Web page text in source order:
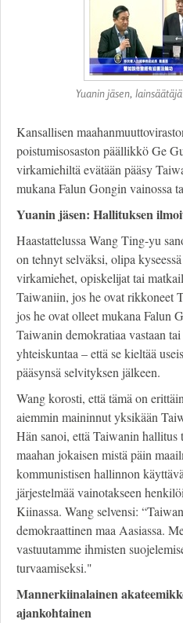
Yuanin jäsen,
Kansallisen
poistumisosaston päällikkö Ge
virkamiehiltä evätään pääsy
mukana Falun Gongin vainossa
Yuanin jäsen: Hallituksen
Haastattelussa Wang Ting-yu
on tehnyt selväksi, olipa
virkamiehet, opiskelijat tai
Taiwaniin, jos he ovat rikkoneet
jos he ovat olleet mukana Falun
Taiwanin demokratiaa vastaan
yhteiskuntaa – että se kieltää
pääsynsä selvityksen jälkeen.
Wang korosti, että tämä on
aiemmin maininnut yksikään
Hän sanoi, että Taiwanin hallitus
maahan jokaisen mistä päin
kommunistisen hallinnon
järjestelmää vainotakseen
Kiinassa. Wang selvensi:
demokraattinen maa Aasiassa.
vastuutamme ihmisten
turvaamiseksi."
Mannerkiinalainen
ajankohtainen